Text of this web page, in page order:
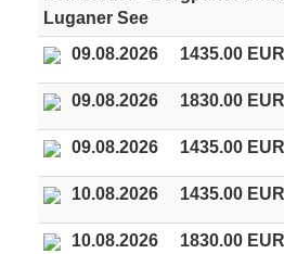
Luganer See
09.08.2026
1435.00 EUR
09.08.2026 1830.00 EUR
09.08.2026 1435.00 EUR
10.08.2026 1435.00 EUR
10.08.2026 1830.00 EUR